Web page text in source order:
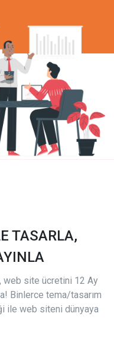
TASARLA,
web site ücretini 12 Ay
Binlerce tema/tasarım
ile web siteni dünyaya